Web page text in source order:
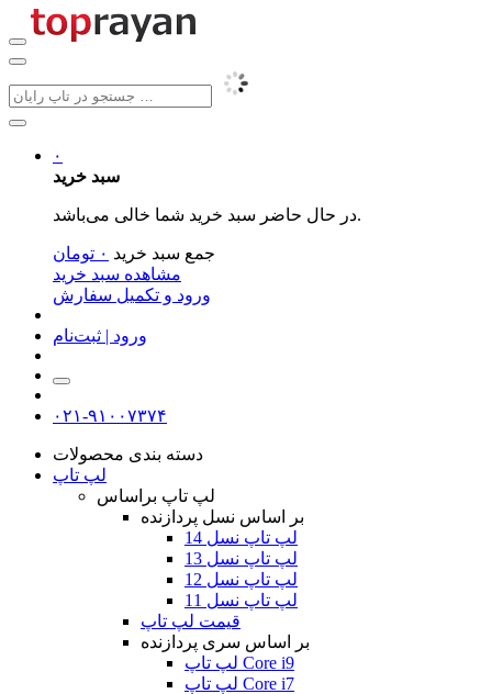
۰
سبد خرید
در حال حاضر سبد خرید شما خالی می‌باشد.
جمع سبد خرید ۰ تومان
مشاهده سبد خرید
ورود و تکمیل سفارش
ورود | ثبت‌نام
۰۲۱-۹۱۰۰۷۳۷۴
دسته بندی محصولات
لپ تاپ
لپ تاپ براساس
بر اساس نسل پردازنده
لپ تاپ نسل 14
لپ تاپ نسل 13
لپ تاپ نسل 12
لپ تاپ نسل 11
قیمت لپ تاپ
بر اساس سری پردازنده
لپ تاپ Core i9
لپ تاپ Core i7